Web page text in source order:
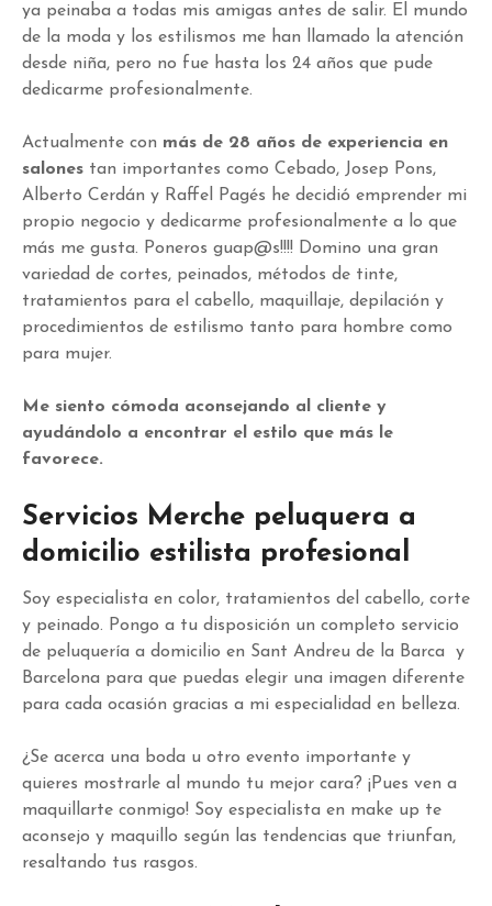
ya peinaba a todas mis amigas antes de salir. El mundo
de la moda y los estilismos me han llamado la atención
desde niña, pero no fue hasta los 24 años que pude
dedicarme profesionalmente.
Actualmente con más de 28 años de experiencia en
salones tan importantes como Cebado, Josep Pons,
Alberto Cerdán y Raffel Pagés he decidió emprender mi
propio negocio y dedicarme profesionalmente a lo que
más me gusta. Poneros guap@s!!!! Domino una gran
variedad de cortes, peinados, métodos de tinte,
tratamientos para el cabello, maquillaje, depilación y
procedimientos de estilismo tanto para hombre como
para mujer.
Me siento cómoda aconsejando al cliente y
ayudándolo a encontrar el estilo que más le
favorece.
Servicios Merche peluquera a
domicilio estilista profesional
Soy especialista en color, tratamientos del cabello, corte
y peinado. Pongo a tu disposición un completo servicio
de peluquería a domicilio en Sant Andreu de la Barca y
Barcelona para que puedas elegir una imagen diferente
para cada ocasión gracias a mi especialidad en belleza.
¿Se acerca una boda u otro evento importante y
quieres mostrarle al mundo tu mejor cara? ¡Pues ven a
maquillarte conmigo! Soy especialista en make up te
aconsejo y maquillo según las tendencias que triunfan,
resaltando tus rasgos.